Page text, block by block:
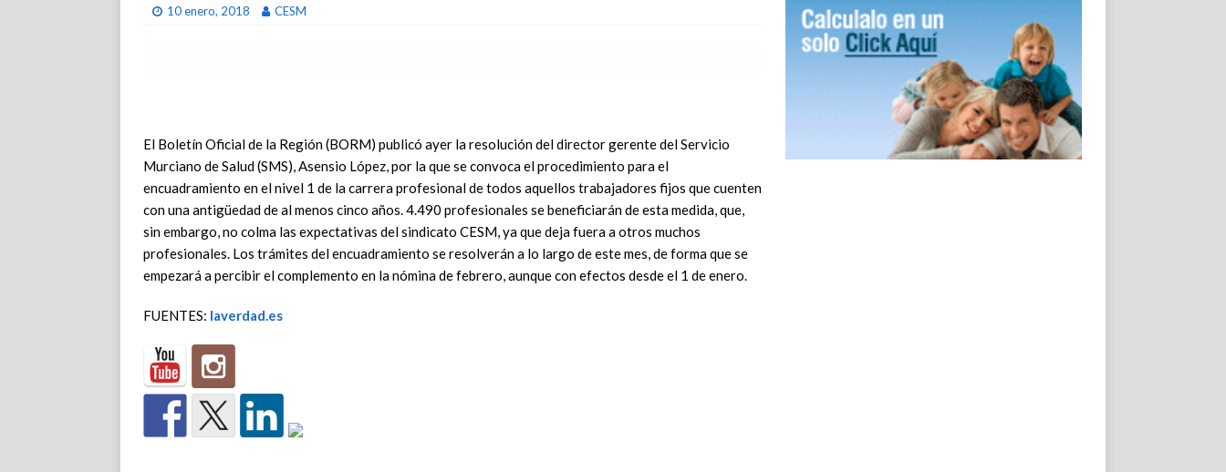
10 enero, 2018 CESM
El Boletín Oficial de la Región (BORM) publicó ayer la resolución del director gerente del Servicio
Murciano de Salud (SMS), Asensio López, por la que se convoca el procedimiento para el
encuadramiento en el nivel 1 de la carrera profesional de todos aquellos trabajadores fijos que cuenten
con una antigüedad de al menos cinco años. 4.490 profesionales se beneficiarán de esta medida, que,
sin embargo, no colma las expectativas del sindicato CESM, ya que deja fuera a otros muchos
profesionales. Los trámites del encuadramiento se resolverán a lo largo de este mes, de forma que se
empezará a percibir el complemento en la nómina de febrero, aunque con efectos desde el 1 de enero.
FUENTES: laverdad.es